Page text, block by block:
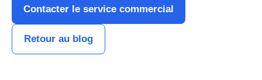
Contacter le service commercial
Retour au blog